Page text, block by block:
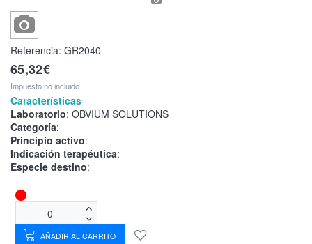
Referencia: GR2040
65,32€
Impuesto no incluido
Características
Laboratorio: OBVIUM SOLUTIONS
Categoría:
Principio activo:
Indicación terapéutica:
Especie destino:
AÑADIR AL CARRITO